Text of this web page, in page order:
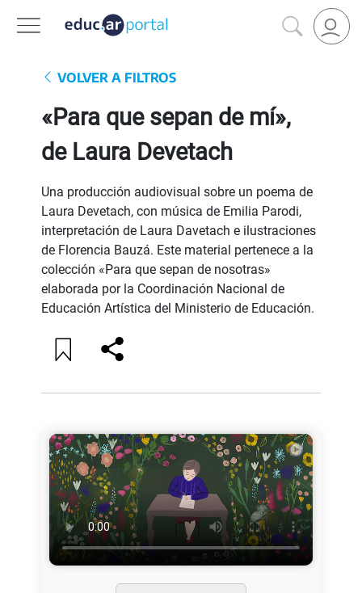
VOLVER A FILTROS
«Para que sepan de mí»,
de Laura Devetach
Una producción audiovisual sobre un poema de
Laura Devetach, con música de Emilia Parodi,
interpretación de Laura Davetach e ilustraciones
de Florencia Bauzá. Este material pertenece a la
colección «Para que sepan de nosotras»
elaborada por la Coordinación Nacional de
Educación Artística del Ministerio de Educación.